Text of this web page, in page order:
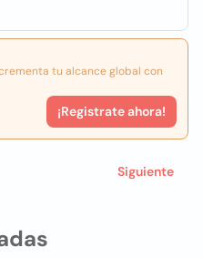
tu alcance global con
¡Registrate ahora!
Siguiente